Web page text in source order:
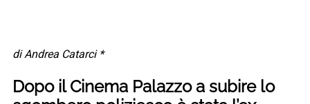
di Andrea Catarci *
Dopo il Cinema Palazzo a subire lo